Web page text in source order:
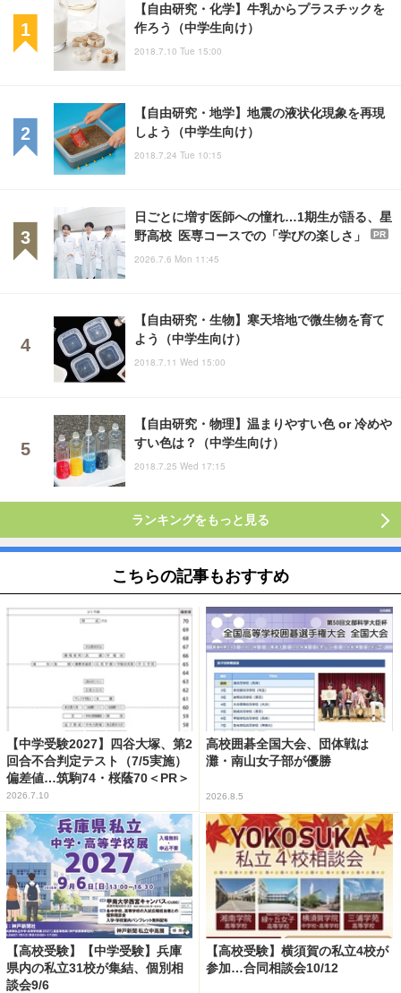
【自由研究・化学】牛乳からプラスチックを
作ろう（中学生向け）
2018.7.10 Tue 15:00
【自由研究・地学】地震の液状化現象を再現
しよう（中学生向け）
2018.7.24 Tue 10:15
日ごとに増す医師への憧れ…1期生が語る、星
野高校 医専コースでの「学びの楽しさ」
PR
2026.7.6 Mon 11:45
【自由研究・生物】寒天培地で微生物を育て
よう（中学生向け）
2018.7.11 Wed 15:00
【自由研究・物理】温まりやすい色 or 冷めや
すい色は？（中学生向け）
2018.7.25 Wed 17:15
ランキングをもっと見る
こちらの記事もおすすめ
【中学受験2027】四谷大塚、第2
回合不合判定テスト（7/5実施）
偏差値…筑駒74・桜蔭70＜PR＞
2026.7.10
高校囲碁全国大会、団体戦は
灘・南山女子部が優勝
2026.8.5
【高校受験】【中学受験】兵庫
県内の私立31校が集結、個別相
談会9/6
【高校受験】横須賀の私立4校が
参加…合同相談会10/12